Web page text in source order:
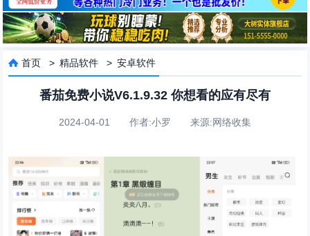
 首页 >精品软件 >安卓软件
番茄免费小说V6.1.9.32 你想看的应有尽有
2024-04-01 作者:小罗 来源:网络收集